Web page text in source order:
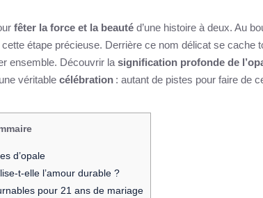
fêter la force et la beauté d’une histoire à deux. Au
étape précieuse. Derrière ce nom délicat se cache
ensemble. Découvrir la signification profonde de
véritable célébration : autant de pistes pour faire de
d’opale
t-elle l’amour durable ?
pour 21 ans de mariage